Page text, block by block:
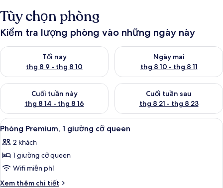
Tùy chọn phòng
Kiểm tra lượng phòng vào những ngày này
Tối nay
thg 8 9 - thg 8 10
Kiểm tra lượng phòng tối nay từ thg 8 9 - thg 8 10
Ngày mai
thg 8 10 - thg 8 11
Kiểm tra lượng phòng ngày
Cuối tuần này
thg 8 14 - thg 8 16
Kiểm tra lượng phòng cuối tuần này từ thg 8 14 - thg 8 16
Cuối tuần sau
thg 8 21 - thg 8 23
Kiểm tra lượng phòng cuối
Xem
tất
cả
ảnh
Phòng
Premium,
Phòng Premium, 1 giường cỡ queen
7
Phòng Premium, 1 giường cỡ queen
2 khách
1 giường cỡ queen
Wifi miễn phí
Xem thêm chi tiết
Chi